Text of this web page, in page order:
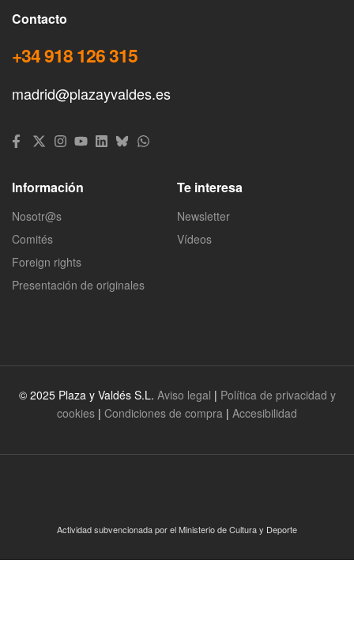
Contacto
+34 918 126 315
madrid@plazayvaldes.es
Información
Nosotr@s
Comités
Foreign rights
Presentación de originales
Te interesa
Newsletter
Vídeos
© 2025 Plaza y Valdés S.L. Aviso legal | Política de privacidad y
cookies | Condiciones de compra | Accesibilidad
Actividad subvencionada por el Ministerio de Cultura y Deporte